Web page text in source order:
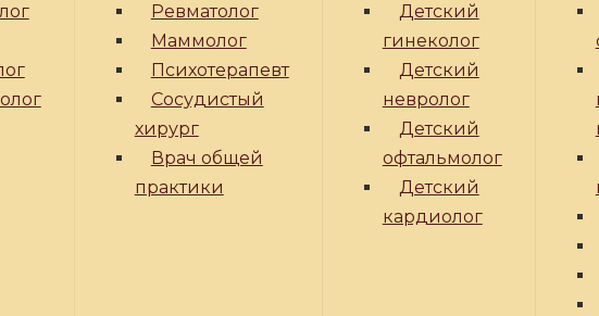
Ревматолог
Маммолог
Психотерапевт
Сосудистый
хирург
Врач общей
практики
Детский
гинеколог
Детский
невролог
Детский
офтальмолог
Детский
кардиолог